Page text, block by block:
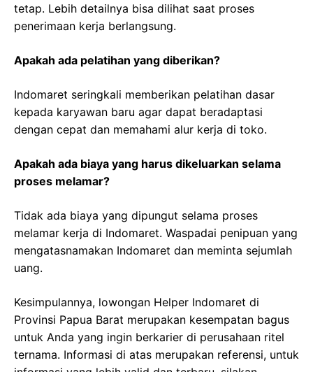
tetap. Lebih detailnya bisa dilihat saat proses
penerimaan kerja berlangsung.
Apakah ada pelatihan yang diberikan?
Indomaret seringkali memberikan pelatihan dasar
kepada karyawan baru agar dapat beradaptasi
dengan cepat dan memahami alur kerja di toko.
Apakah ada biaya yang harus dikeluarkan selama
proses melamar?
Tidak ada biaya yang dipungut selama proses
melamar kerja di Indomaret. Waspadai penipuan yang
mengatasnamakan Indomaret dan meminta sejumlah
uang.
Kesimpulannya, lowongan Helper Indomaret di
Provinsi Papua Barat merupakan kesempatan bagus
untuk Anda yang ingin berkarier di perusahaan ritel
ternama. Informasi di atas merupakan referensi, untuk